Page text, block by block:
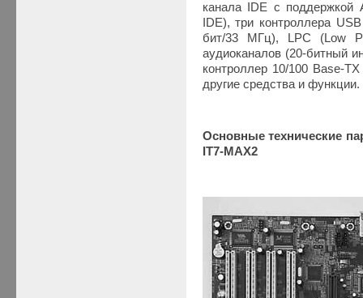
канала IDE с поддержкой
IDE), три контроллера
бит/33 МГц), LPC (Low
аудиоканалов (20-битный
контроллер 10/100 Base-
другие средства и функции.
Основные технические
IT7-MAX2